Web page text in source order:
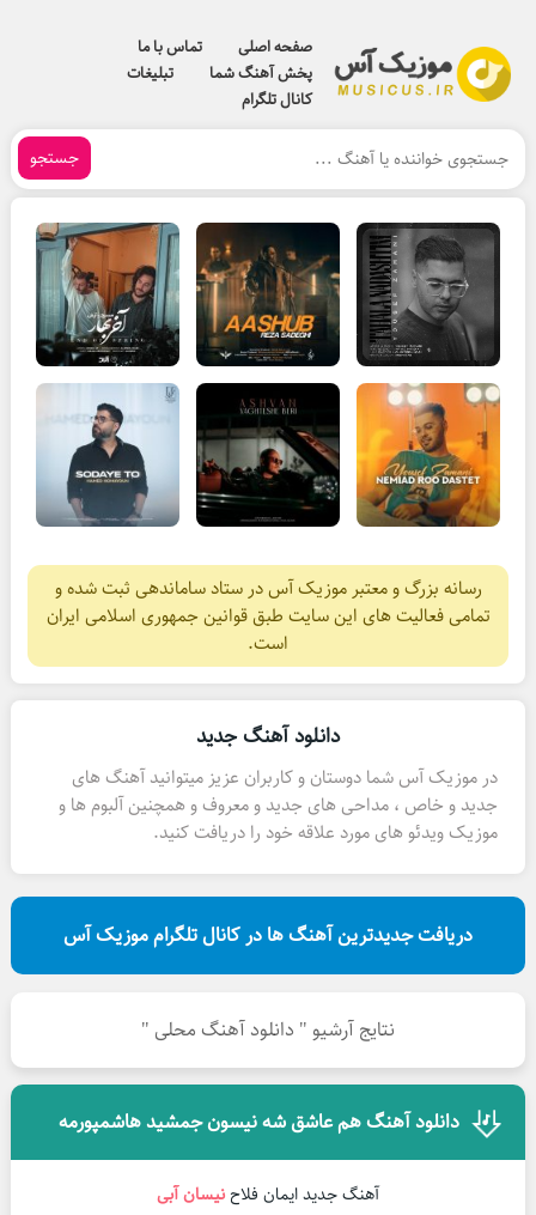
صفحه اصلی
تماس با ما
پخش آهنگ شما
تبلیغات
کانال تلگرام
جستجو
رسانه بزرگ و معتبر موزیک آس در ستاد ساماندهی ثبت شده و
تمامی فعالیت های این سایت طبق قوانین جمهوری اسلامی ایران
است.
دانلود آهنگ جدید
در موزیک آس شما دوستان و کاربران عزیز میتوانید آهنگ های
جدید و خاص ، مداحی های جدید و معروف و همچنین آلبوم ها و
موزیک ویدئو های مورد علاقه خود را دریافت کنید.
دریافت جدیدترین آهنگ ها در کانال تلگرام موزیک آس
نتایج آرشیو " دانلود آهنگ محلی "
دانلود آهنگ هم عاشق شه نیسون جمشید هاشمپورمه
آهنگ جدید ایمان فلاحنیسان آبی